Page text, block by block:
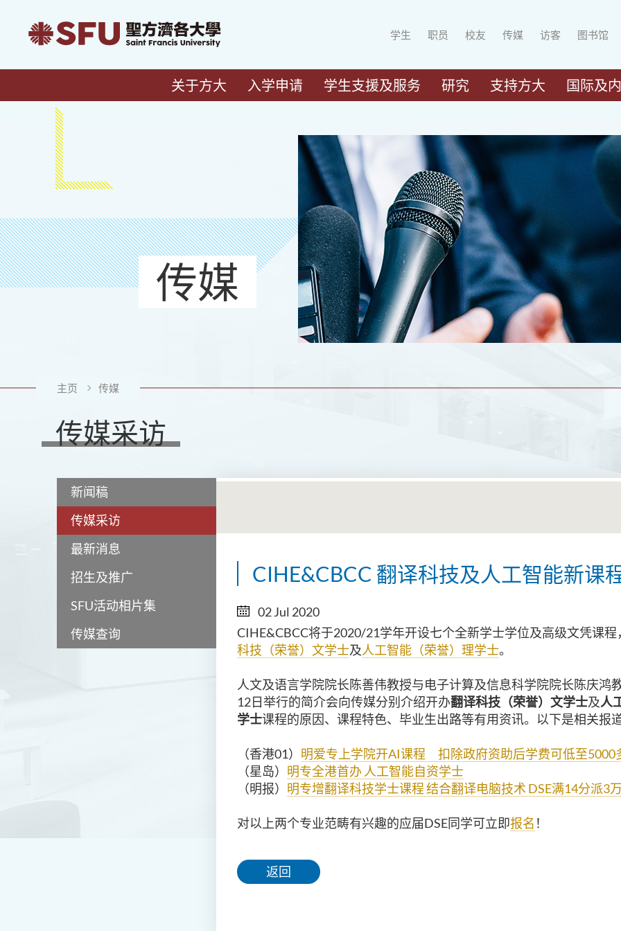
学生 职员 校友 传媒 访客 图书馆
关于方大 入学申请 学生支援及服务 研究 支持方大 国际及
传媒
主页 传媒
传媒采访
新闻稿
传媒采访
最新消息
招生及推广
SFU活动相片集
传媒查询
CIHE&CBCC 翻译科技及人工智能新课
02 Jul 2020
CIHE&CBCC将于2020/21学年开设七个全新学士学位及高级文凭课程
科技（荣誉）文学士及人工智能（荣誉）理学士。
人文及语言学院院长陈善伟教授与电子计算及信息科学院院长陈庆鸿
12日举行的简介会向传媒分别介绍开办翻译科技（荣誉）文学士及人
学士课程的原因、课程特色、毕业生出路等有用资讯。以下是相关报
（香港01） 明爱专上学院开AI课程 扣除政府资助后学费可低至5000
（星岛） 明专全港首办 人工智能自资学士
（明报） 明专增翻译科技学士课程 结合翻译电脑技术 DSE满14分派3
对以上两个专业范畴有兴趣的应届DSE同学可立即报名 ！
返回